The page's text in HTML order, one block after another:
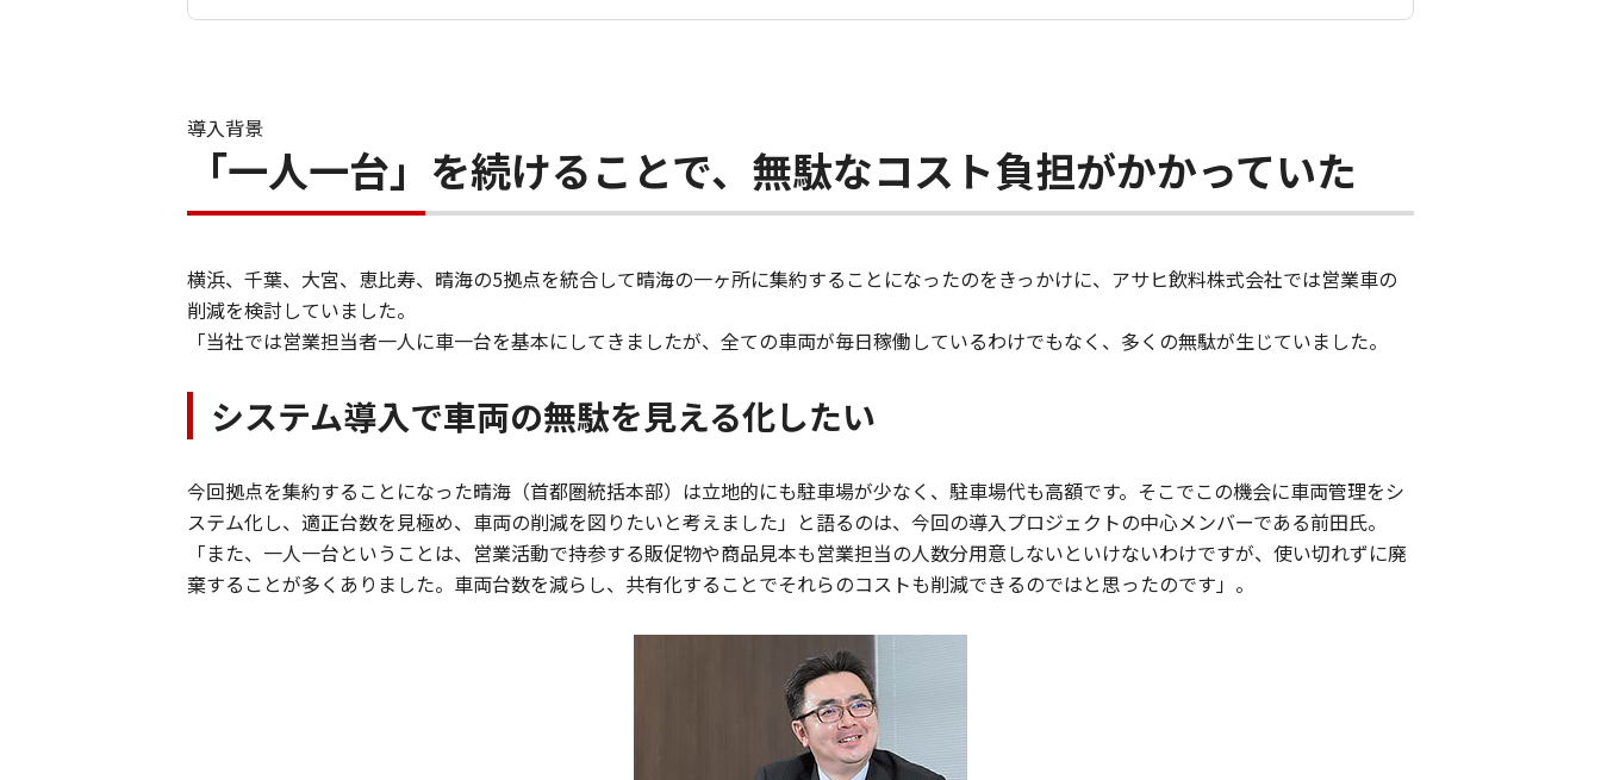
導入背景
「一人一台」を続けることで、無駄なコスト負担がかかっていた
横浜、千葉、大宮、恵比寿、晴海の5拠点を統合して晴海の一ヶ所に集約することになったのをきっかけに、アサヒ飲料株式会社では営業車の
削減を検討していました。
「当社では営業担当者一人に車一台を基本にしてきましたが、全ての車両が毎日稼働しているわけでもなく、多くの無駄が生じていました。
システム導入で車両の無駄を見える化したい
今回拠点を集約することになった晴海（首都圏統括本部）は立地的にも駐車場が少なく、駐車場代も高額です。そこでこの機会に車両管理をシ
ステム化し、適正台数を見極め、車両の削減を図りたいと考えました」と語るのは、今回の導入プロジェクトの中心メンバーである前田氏。
「また、一人一台ということは、営業活動で持参する販促物や商品見本も営業担当の人数分用意しないといけないわけですが、使い切れずに廃
棄することが多くありました。車両台数を減らし、共有化することでそれらのコストも削減できるのではと思ったのです」。